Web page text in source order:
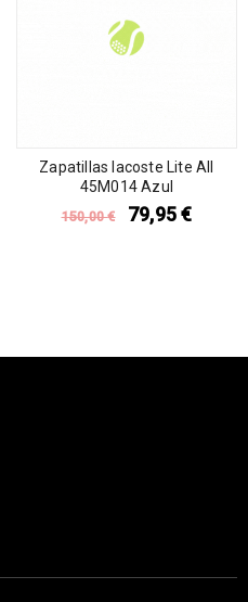
Zapatillas lacoste Lite All
45M014 Azul
150,00€ 79,95€